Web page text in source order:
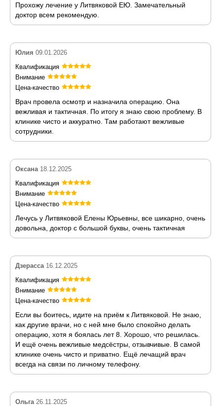
Прохожу лечение у Литвяковой ЕЮ. Замечательный
доктор всем рекомендую.
Юлия 09.01.2026
Квалификация
Внимание
Цена-качество
Врач провела осмотр и назначила операцию. Она
вежливая и тактичная. По итогу я знаю свою проблему. В
клинике чисто и аккуратно. Там работают вежливые
сотрудники.
Оксана 18.12.2025
Квалификация
Внимание
Цена-качество
Лечусь у Литвяковой Елены Юрьевны, все шикарно, очень
довольна, доктор с большой буквы, очень тактичная
Дзерасса 16.12.2025
Квалификация
Внимание
Цена-качество
Если вы боитесь, идите на приём к Литвяковой. Не знаю,
как другие врачи, но с ней мне было спокойно делать
операцию, хотя я боялась лет 8. Хорошо, что решилась.
И ещё очень вежливые медсёстры, отзывчивые. В самой
клинике очень чисто и приватно. Ещё лечащий врач
всегда на связи по личному телефону.
Ольга 26.11.2025